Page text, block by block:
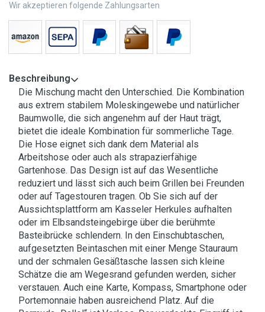
Wir akzeptieren folgende Zahlungsarten
Beschreibung
Die Mischung macht den Unterschied. Die Kombination
aus extrem stabilem Moleskingewebe und natürlicher
Baumwolle, die sich angenehm auf der Haut trägt,
bietet die ideale Kombination für sommerliche Tage.
Die Hose eignet sich dank dem Material als
Arbeitshose oder auch als strapazierfähige
Gartenhose. Das Design ist auf das Wesentliche
reduziert und lässt sich auch beim Grillen bei Freunden
oder auf Tagestouren tragen. Ob Sie sich auf der
Aussichtsplattform am Kasseler Herkules aufhalten
oder im Elbsandsteingebirge über die berühmte
Basteibrücke schlendern. In den Einschubtaschen,
aufgesetzten Beintaschen mit einer Menge Stauraum
und der schmalen Gesäßtasche lassen sich kleine
Schätze die am Wegesrand gefunden werden, sicher
verstauen. Auch eine Karte, Kompass, Smartphone oder
Portemonnaie haben ausreichend Platz. Auf die